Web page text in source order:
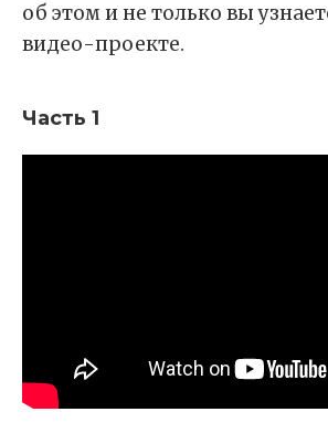
об этом и не только вы
видео-проекте.
Часть 1